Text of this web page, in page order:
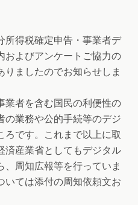
所得税確定申告・事業者デ
およびアンケートご協力の
ましたのでお知らせしま
業者を含む国民の利便性の
の業務や公的手続等のデジ
ろです。これまで以上に取
済産業省としてもデジタル
周知広報等を行っていま
いては添付の周知依頼文お